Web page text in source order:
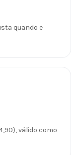
quando e
válido como